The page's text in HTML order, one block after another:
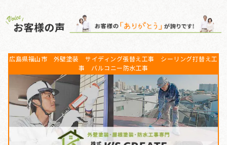
広島県福山市 外壁塗装 サイディング張替え工事 シーリング打替え工
事 バルコニー防水工事